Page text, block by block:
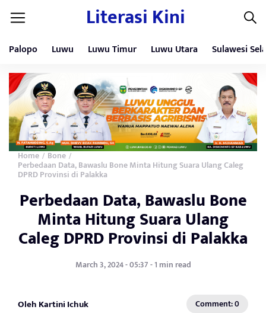
Literasi Kini
Palopo Luwu Luwu Timur Luwu Utara Sulawesi
Home / Bone /
Perbedaan Data, Bawaslu Bone Minta Hitung Suara Ulang Caleg
DPRD Provinsi di Palakka
Perbedaan Data, Bawaslu Bone
Minta Hitung Suara Ulang
Caleg DPRD Provinsi di Palakka
March 3, 2024 - 05:37 - 1 min read
Oleh Kartini Ichuk Comment: 0